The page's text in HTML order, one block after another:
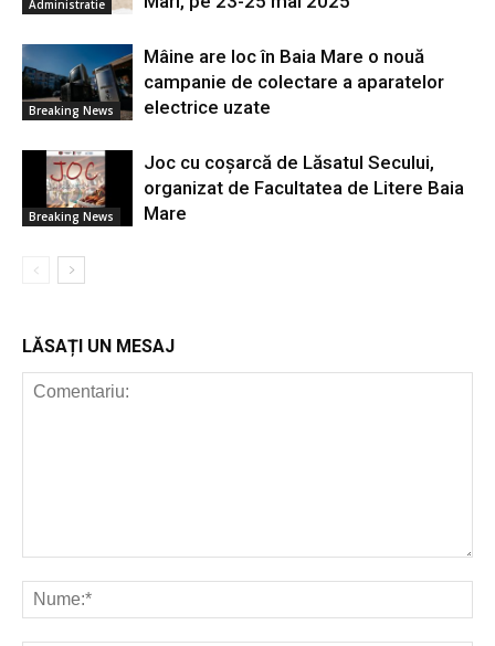
Administratie
Breaking News
Mâine are loc în Baia Mare o nouă
campanie de colectare a aparatelor
electrice uzate
Breaking News
Joc cu coșarcă de Lăsatul Secului,
organizat de Facultatea de Litere Baia
Mare
LĂSAȚI UN MESAJ